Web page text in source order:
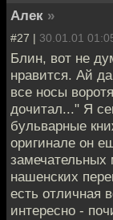
Алек »
#27 | 30.01.01
Блин, вот не
нравится. Ай
все носы
дочитал..." Я
бульварные
оригинале он
замечательных
нашенских
есть отличная
интересно -